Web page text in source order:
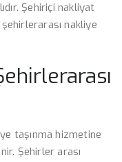
Şehiriçi nakliyat
nakliye
taşınma hizmetine
Şehirler arası